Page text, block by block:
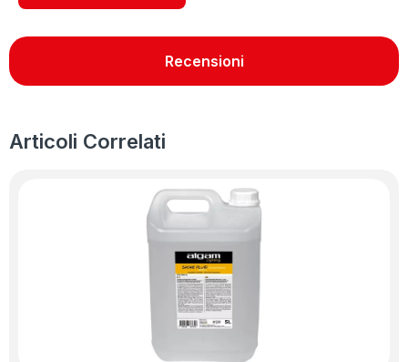
Recensioni
Articoli Correlati